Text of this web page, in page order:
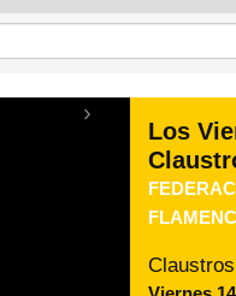
›
TIO
MÓNICA
Bodegas